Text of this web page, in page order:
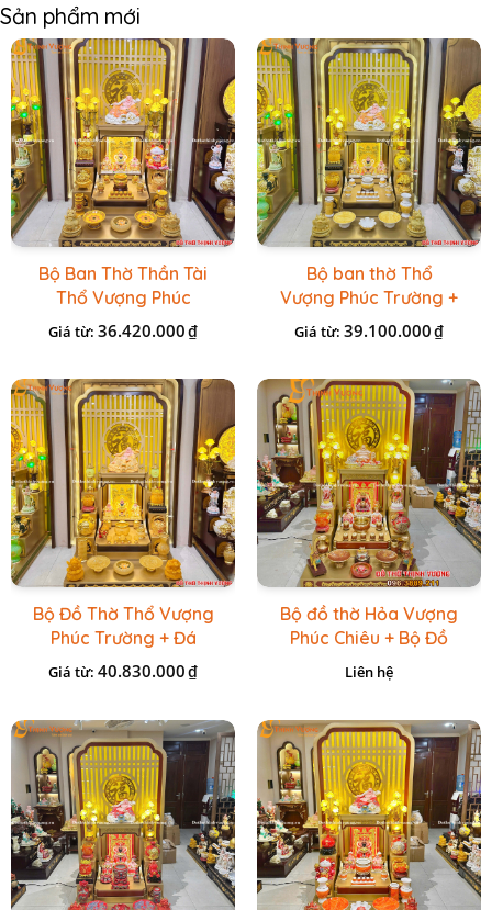
Sản phẩm mới
Bộ Ban Thờ Thần Tài
Thổ Vượng Phúc
Trường + Bộ Đồ Sứ
Cao Cấp Gấm Vàng
Giá từ: 36.420.000₫
Bộ ban thờ Thổ
Vượng Phúc Trường +
Đồ Sứ Vàng Đá Cao
Giá từ: 39.100.000₫
Bộ Đồ Thờ Thổ Vượng
Phúc Trường + Đá
Onix Vàng
Giá từ: 40.830.000₫
Bộ đồ thờ Hỏa Vượng
Phúc Chiêu + Bộ Đồ
Thờ Đá Đỏ Bọc Đồng
Cao cấp
Liên hệ